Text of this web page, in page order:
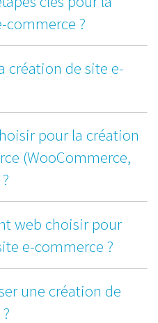
commerce ?
création de site e-
pour la création
(WooCommerce,
web choisir pour
e-commerce ?
une création de